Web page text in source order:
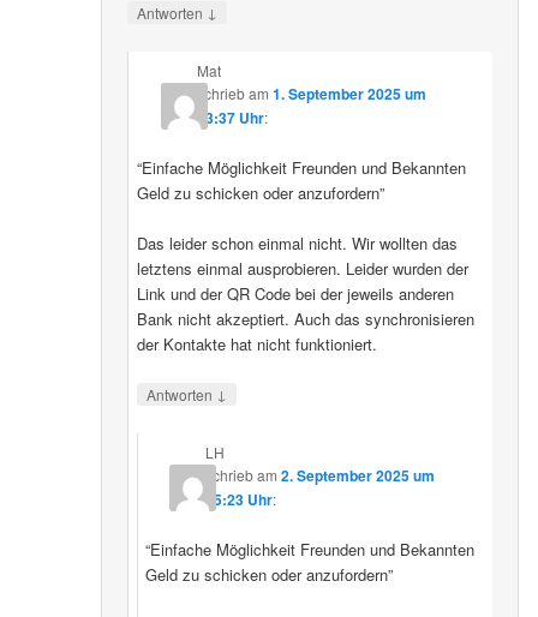
Antworten ↓
Mat
schriebam 1. September 2025 um
23:37 Uhr:
“Einfache Möglichkeit Freunden und Bekannten
Geld zu schicken oder anzufordern”
Das leider schon einmal nicht. Wir wollten das
letztens einmal ausprobieren. Leider wurden der
Link und der QR Code bei der jeweils anderen
Bank nicht akzeptiert. Auch das synchronisieren
der Kontakte hat nicht funktioniert.
Antworten ↓
LH
schriebam2. September 2025 um
15:23 Uhr:
“Einfache Möglichkeit Freunden und Bekannten
Geld zu schicken oder anzufordern”